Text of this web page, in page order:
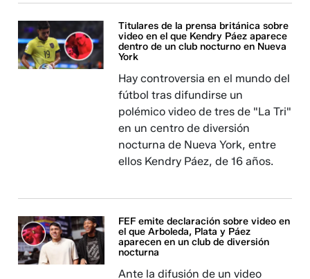
Titulares de la prensa británica sobre
video en el que Kendry Páez aparece
dentro de un club nocturno en Nueva
York
Hay controversia en el mundo del
fútbol tras difundirse un
polémico video de tres de "La Tri"
en un centro de diversión
nocturna de Nueva York, entre
ellos Kendry Páez, de 16 años.
FEF emite declaración sobre video en
el que Arboleda, Plata y Páez
aparecen en un club de diversión
nocturna
Ante la difusión de un video